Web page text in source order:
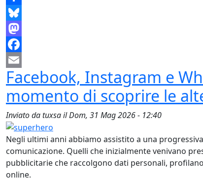
Share
Bluesky
Mastodon
Facebook
Email
Facebook, Instagram e
momento di scoprire le
Inviato datuxsailDom, 31 Mag 2026 - 12:40
Negli ultimi anni abbiamo assistito a una
comunicazione. Quelli che inizialmente venivano
pubblicitarie che raccolgono dati personali,
online.